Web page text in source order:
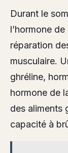
Durant le
l’hormone
réparation
musculaire.
ghréline,
hormone de
des aliments
capacité à